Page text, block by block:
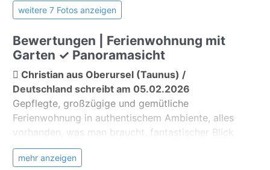
Allgemein:
öffentlicher Parkplatz
weitere 7 Fotos anzeigen
Bewertungen | Ferienwohnung mit
Garten ✓ Panoramasicht
Christian aus Oberursel (Taunus) /
Deutschland schreibt am 05.02.2026
Gepflegte, großzügige und gemütliche
Ferienwohnung in authentischem Ambiente, alles
vorhanden, was man braucht, fantastischer Blick
von der Terrasse. Die freundliche Vermieterin war
stets erreichbar und hat sich prima um uns
mehr anzeigen